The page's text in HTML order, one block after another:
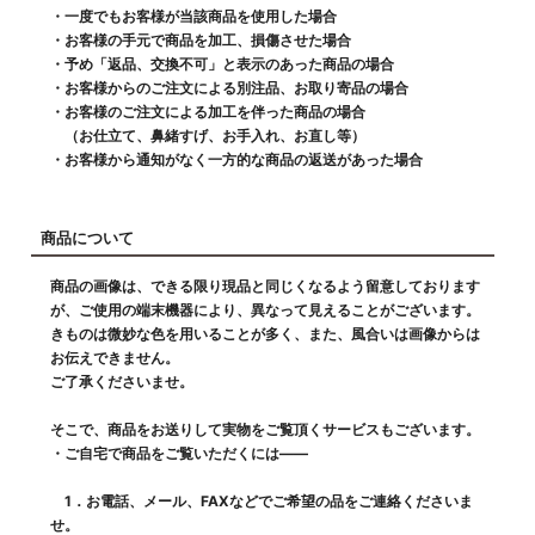
・一度でもお客様が当該商品を使用した場合
・お客様の手元で商品を加工、損傷させた場合
・予め「返品、交換不可」と表示のあった商品の場合
・お客様からのご注文による別注品、お取り寄品の場合
・お客様のご注文による加工を伴った商品の場合
（お仕立て、鼻緒すげ、お手入れ、お直し等）
・お客様から通知がなく一方的な商品の返送があった場合
商品について
商品の画像は、できる限り現品と同じくなるよう留意しております
が、ご使用の端末機器により、異なって見えることがございます。
きものは微妙な色を用いることが多く、また、風合いは画像からは
お伝えできません。
ご了承くださいませ。
そこで、商品をお送りして実物をご覧頂くサービスもございます。
・ご自宅で商品をご覧いただくには――
1．お電話、メール、FAXなどでご希望の品をご連絡くださいま
せ。